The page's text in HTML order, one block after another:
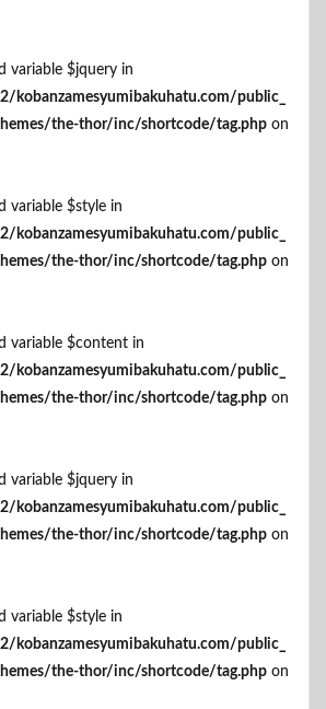
variable $jquery in
kobanzamesyumibakuhatu.com/public_
the-thor/inc/shortcode/tag.php on
variable $style in
kobanzamesyumibakuhatu.com/public_
the-thor/inc/shortcode/tag.php on
variable $content in
kobanzamesyumibakuhatu.com/public_
the-thor/inc/shortcode/tag.php on
variable $jquery in
kobanzamesyumibakuhatu.com/public_
the-thor/inc/shortcode/tag.php on
variable $style in
kobanzamesyumibakuhatu.com/public_
the-thor/inc/shortcode/tag.php on